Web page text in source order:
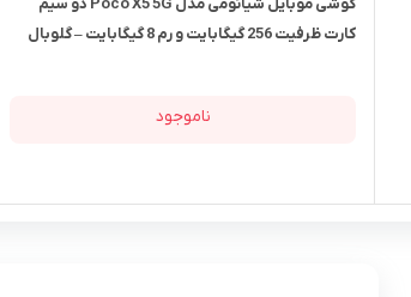
گوشی موبایل شیائومی مدل Poco X5 5G دو سیم
کارت ظرفیت 256 گیگابایت و رم 8 گیگابایت – گلوبال
ناموجود